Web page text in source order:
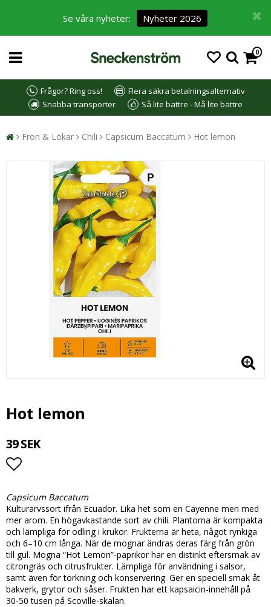
Se våra nyheter: Nyheter 2026
0
Frågor? Ring oss!
Flera säkra betalningsalternativ
Snabba transporter
Så lite bättre - Må lite bättre
Frön & Lökar Chili Capsicum Baccatum Hot lemon
Hot lemon
39 SEK
Capsicum Baccatum
Kulturarvssort ifrån Ecuador. Lika het som en Cayenne men med
mer arom. En högavkastande sort av chili. Plantorna är kompakta
och lämpliga för odling i krukor. Frukterna är heta, något rynkiga
och 6–10 cm långa. När de mognar ändras deras färg från grön
till gul. Mogna “Hot Lemon”-paprikor har en distinkt eftersmak av
citrongräs och citrusfrukter. Lämpliga för användning i salsor,
samt även för torkning och konservering. Ger en speciell smak åt
bakverk, grytor och såser. Frukten har ett kapsaicin-innehåll på
30-50 tusen på Scoville-skalan.